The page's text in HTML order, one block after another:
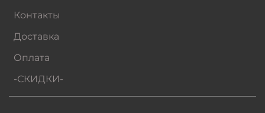
Контакты
Доставка
Оплата
-СКИДКИ-